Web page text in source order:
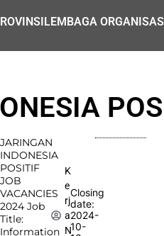
LEMBAGA
JARINGAN
INDONESIA
POSITIF
JOB
VACANCIES
2024 Job
Title:
Information
K
e
rj
a
N
Closing
date:
2024-
10-